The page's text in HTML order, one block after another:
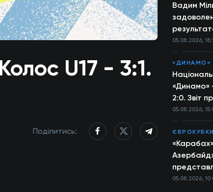
U17 - 3:1.
Поділитись:
Вадим
05.08.2026,
«ДИНАМО»
«Динамо»
2:0. Звіт
05.08.2026,
ЄВРОКУБКИ
05.08.2026,